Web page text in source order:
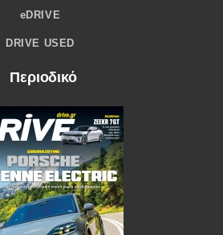
eDRIVE
DRIVE USED
Περιοδικό